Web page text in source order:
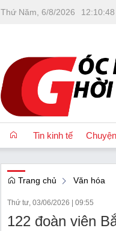
Thứ Năm, 6/8/2026 12:10:49
Tin kinh tế
OCOP
Trang chủ Văn hóa
Thứ tư, 03/06/2026 | 09:55
122 đoàn viên